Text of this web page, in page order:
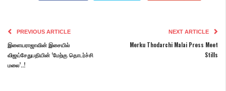
PREVIOUS ARTICLE
இளையராஜாவின் இசையில்
விஜய்சேதுபதியின் ‘மேற்கு தொடர்ச்சி
மலை’..!
NEXT ARTICLE
Merku Thodarchi Malai Press Meet
Stills